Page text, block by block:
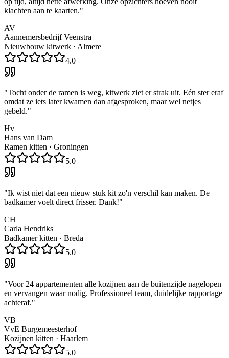
klachten aan te kaarten."
AV
Aannemersbedrijf Veenstra
Nieuwbouw kitwerk · Almere
4.0
"Tocht onder de ramen is weg, kitwerk ziet er strak uit. Eén ster eraf
omdat ze iets later kwamen dan afgesproken, maar wel netjes
gebeld."
Hv
Hans van Dam
Ramen kitten · Groningen
5.0
"Ik wist niet dat een nieuw stuk kit zo'n verschil kan maken. De
badkamer voelt direct frisser. Dank!"
CH
Carla Hendriks
Badkamer kitten · Breda
5.0
"Voor 24 appartementen alle kozijnen aan de buitenzijde nagelopen
en vervangen waar nodig. Professioneel team, duidelijke rapportage
achteraf."
VB
VvE Burgemeesterhof
Kozijnen kitten · Haarlem
5.0